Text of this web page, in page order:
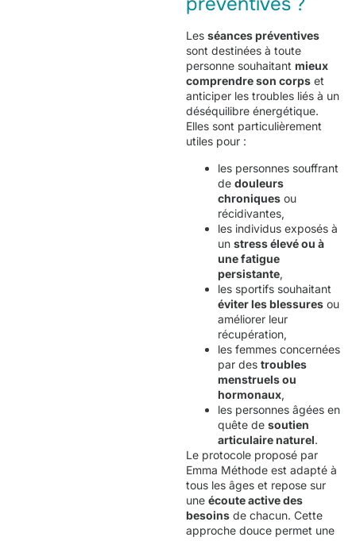
Les séances préventives
sont destinées à toute
personne souhaitant mieux
comprendre son corps et
anticiper les troubles liés à un
déséquilibre énergétique.
Elles sont particulièrement
utiles pour :
les personnes souffrant
de douleurs
chroniques ou
récidivantes,
les individus exposés à
un stress élevé ou à
une fatigue
persistante,
les sportifs souhaitant
éviter les blessures ou
améliorer leur
récupération,
les femmes concernées
par des troubles
menstruels ou
hormonaux,
les personnes âgées en
quête de soutien
articulaire naturel.
Le protocole proposé par
Emma Méthode est adapté à
tous les âges et repose sur
une écoute active des
besoins de chacun. Cette
approche douce permet une